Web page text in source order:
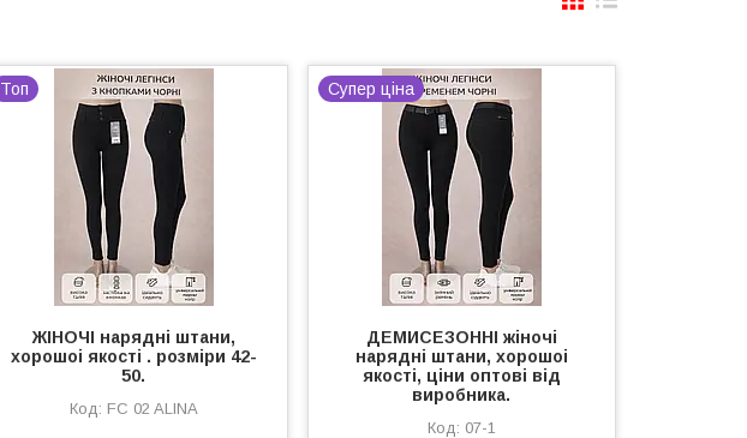
Топ
ЖІНОЧІ нарядні штани,
хорошоі якості . розміри 42-
50.
FC 02 ALINA
Супер ціна
ДЕМИСЕЗОННІ жіночі
нарядні штани, хорошоі
якості, ціни оптові від
виробника.
07-1